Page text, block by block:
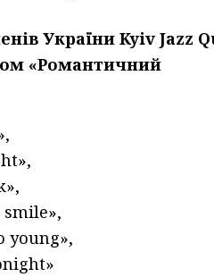
УкраїниKyiv Jazz
«Романтичний
young»,